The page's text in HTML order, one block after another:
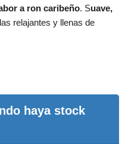
a ron caribeño. Suave,
relajantes y llenas de
haya stock